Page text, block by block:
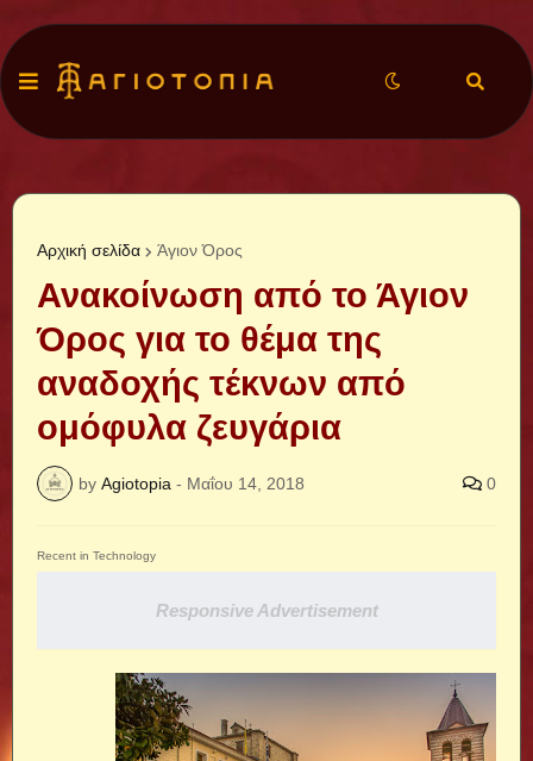
Αρχική σελίδα Άγιον Όρος
Ανακοίνωση από το Άγιον
Όρος για το θέμα της
αναδοχής τέκνων από
ομόφυλα ζευγάρια
by Agiotopia - Μαΐου 14, 2018 0
Recent in Technology
Responsive Advertisement